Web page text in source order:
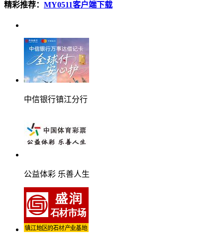
精彩推荐： MY0511客户端下载
中信银行镇江分行
公益体彩 乐善人生